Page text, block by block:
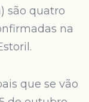
são quatro
na
que se vão